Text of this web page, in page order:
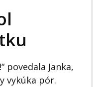
povedala Janka,
vykúka pór.